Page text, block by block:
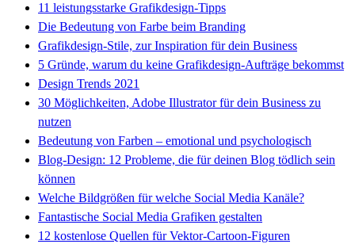
11 leistungsstarke Grafikdesign-Tipps
Die Bedeutung von Farbe beim Branding
Grafikdesign-Stile, zur Inspiration für dein Business
5 Gründe, warum du keine Grafikdesign-Aufträge bekommst
Design Trends 2021
30 Möglichkeiten, Adobe Illustrator für dein Business zu
nutzen
Bedeutung von Farben – emotional und psychologisch
Blog-Design: 12 Probleme, die für deinen Blog tödlich sein
können
Welche Bildgrößen für welche Social Media Kanäle?
Fantastische Social Media Grafiken gestalten
12 kostenlose Quellen für Vektor-Cartoon-Figuren